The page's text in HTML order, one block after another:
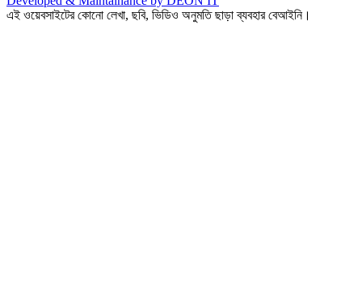
এই ওয়েবসাইটের কোনো লেখা, ছবি, ভিডিও অনুমতি ছাড়া ব্যবহার বেআইনি।